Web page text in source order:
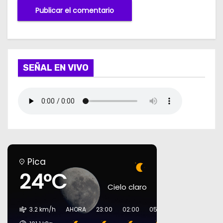
SEÑAL EN VIVO
Pica
24°C Cielo claro
3.2 km/h
AHORA 23:00 02:00 05:00